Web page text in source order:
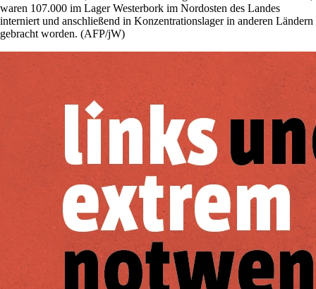
waren 107.000 im Lager Westerbork im Nordosten des Landes
interniert und anschließend in Konzentrationslager in anderen Ländern
gebracht worden. (AFP/jW)